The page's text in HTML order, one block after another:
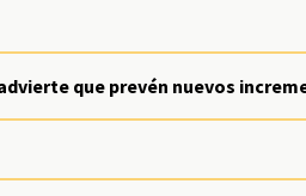
que prevén nuevos